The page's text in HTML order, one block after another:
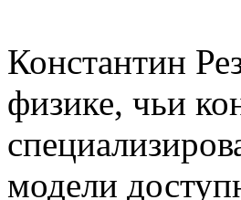
Константин
физике, чьи
модели